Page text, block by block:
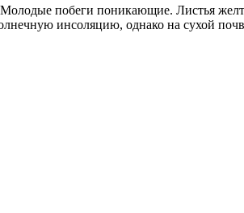
побеги поникающие. Листья
инсоляцию, однако на сухой